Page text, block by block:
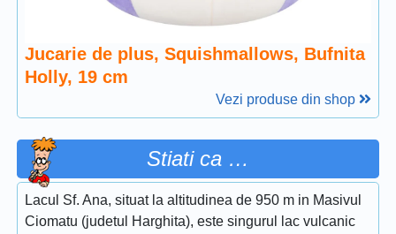
Jucarie de plus, Squishmallows, Bufnita
Holly, 19 cm
Vezi produse din shop
Stiati ca …
Lacul Sf. Ana, situat la altitudinea de 950 m in Masivul
Ciomatu (judetul Harghita), este singurul lac vulcanic